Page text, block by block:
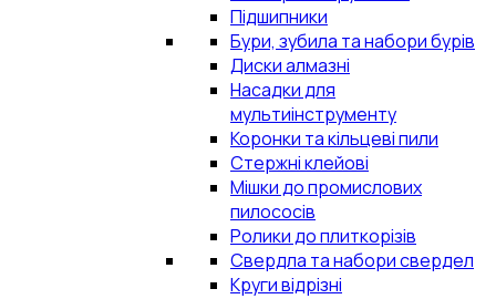
Підшипники
Бури, зубила та набори бурів
Диски алмазні
Насадки для
мультиінструменту
Коронки та кільцеві пили
Стержні клейові
Мішки до промислових
пилососів
Ролики до плиткорізів
Свердла та набори свердел
Круги відрізні